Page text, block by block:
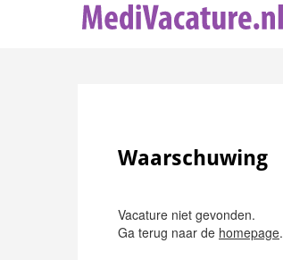
Waarschuwing
Vacature niet gevonden.
Ga terug naar de homepage.